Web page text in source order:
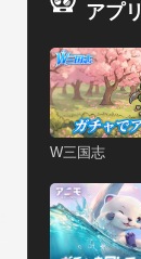
アプリ
W三国志